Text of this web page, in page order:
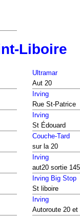
Liboire
Ultramar
Aut 20
Irving
Rue St-Patrice
Irving
St Édouard
Couche-Tard
sur la 20
Irving
aut20 sortie 145
Irving Big Stop
St liboire
Irving
Autoroute 20 et